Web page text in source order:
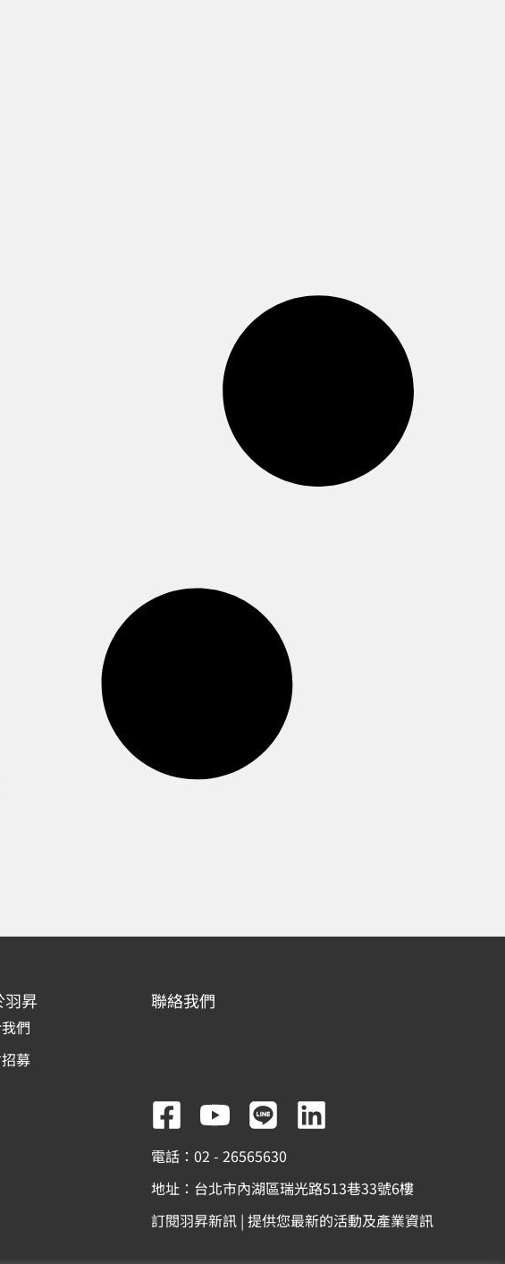
羽昇
們
募
聯絡我們
F
a
c
e
b
Y
o
u
t
u
L
i
n
e
L
n
k
e
電話：02 - 26565630
地址：台北市內湖區瑞光路513巷33號6樓
訂閱羽昇新訊 | 提供您最新的活動及產業資訊